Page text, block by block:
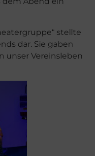
stellte
dar. Sie gaben
unser Vereinsleben